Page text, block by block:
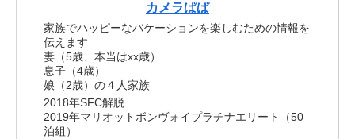
カメラぱぱ
家族でハッピーなバケーションを楽しむための情報を
伝えます
妻（5歳、本当はxx歳）
息子（4歳）
娘（2歳）の４人家族
2018年SFC解脱
2019年マリオットボンヴォイプラチナエリート（50
泊組）